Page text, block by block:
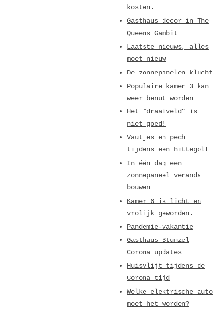
kosten.
Gasthaus decor in The
Queens Gambit
Laatste nieuws, alles
moet nieuw
De zonnepanelen klucht
Populaire kamer 3 kan
weer benut worden
Het “draaiveld” is
niet goed!
Vautjes en pech
tijdens een hittegolf
In één dag een
zonnepaneel veranda
bouwen
Kamer 6 is licht en
vrolijk geworden.
Pandemie-vakantie
Gasthaus Stünzel
Corona updates
Huisvlijt tijdens de
Corona tijd
Welke elektrische auto
moet het worden?